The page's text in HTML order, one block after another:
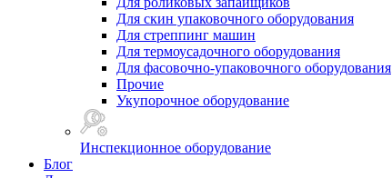
Для скин упаковочного оборудования
Для стреппинг машин
Для термоусадочного оборудования
Для фасовочно-упаковочного оборудования
Прочие
Укупорочное оборудование
Инспекционное оборудование
Блог